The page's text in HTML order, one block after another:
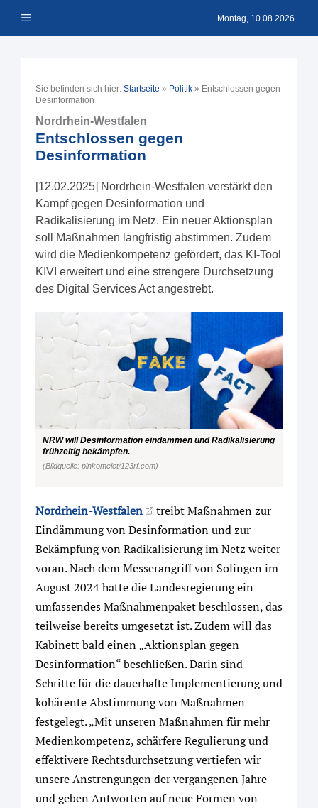
Inhalt Menü Montag, 10.08.2026
Sie befinden sich hier: Startseite » Politik » Entschlossen gegen
Desinformation
Nordrhein-Westfalen
Entschlossen gegen
Desinformation
[12.02.2025] Nordrhein-Westfalen verstärkt den
Kampf gegen Desinformation und
Radikalisierung im Netz. Ein neuer Aktionsplan
soll Maßnahmen langfristig abstimmen. Zudem
wird die Medienkompetenz gefördert, das KI-Tool
KIVI erweitert und eine strengere Durchsetzung
des Digital Services Act angestrebt.
NRW will Desinformation eindämmen und Radikalisierung
frühzeitig bekämpfen.
(Bildquelle: pinkomelet/123rf.com)
Nordrhein-Westfalen
treibt Maßnahmen zur
Eindämmung von Desinformation und zur
Bekämpfung von Radikalisierung im Netz weiter
voran. Nach dem Messerangriff von Solingen im
August 2024 hatte die Landesregierung ein
umfassendes Maßnahmenpaket beschlossen, das
teilweise bereits umgesetzt ist. Zudem will das
Kabinett bald einen „Aktionsplan gegen
Desinformation“ beschließen. Darin sind
Schritte für die dauerhafte Implementierung und
kohärente Abstimmung von Maßnahmen
festgelegt. „Mit unseren Maßnahmen für mehr
Medienkompetenz, schärfere Regulierung und
effektivere Rechtsdurchsetzung vertiefen wir
unsere Anstrengungen der vergangenen Jahre
und geben Antworten auf neue Formen von